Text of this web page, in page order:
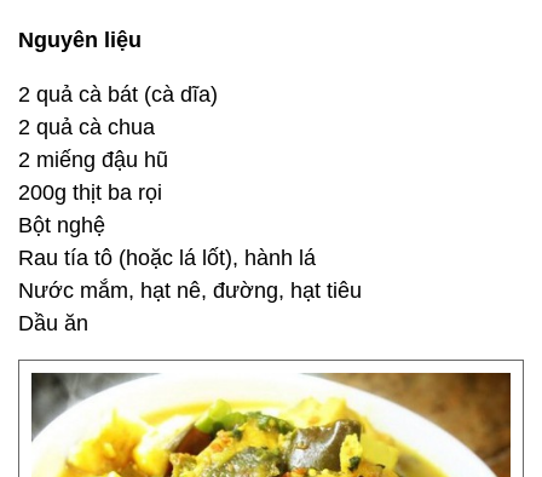
Nguyên liệu
2 quả cà bát (cà dĩa)
2 quả cà chua
2 miếng đậu hũ
200g thịt ba rọi
Bột nghệ
Rau tía tô (hoặc lá lốt), hành lá
Nước mắm, hạt nê, đường, hạt tiêu
Dầu ăn